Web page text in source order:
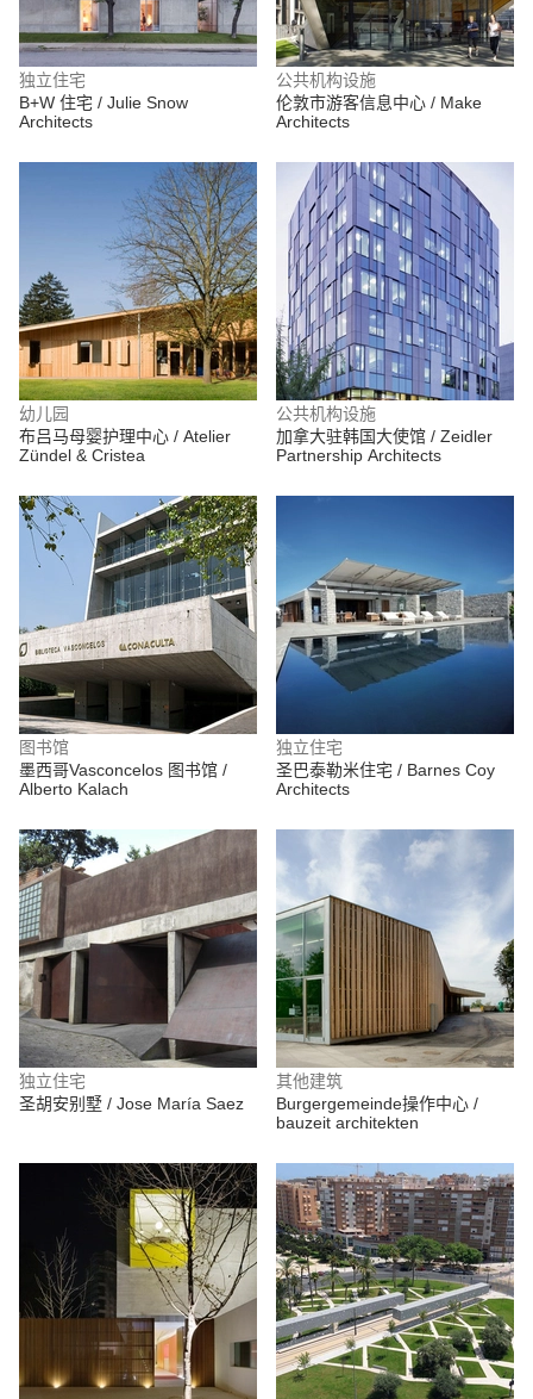
独立住宅
B+W 住宅 / Julie Snow
Architects
公共机构设施
伦敦市游客信息中心 / Make
Architects
幼儿园
布吕马母婴护理中心 / Atelier
Zündel & Cristea
公共机构设施
加拿大驻韩国大使馆 / Zeidler
Partnership Architects
图书馆
墨西哥Vasconcelos 图书馆 /
Alberto Kalach
独立住宅
圣巴泰勒米住宅 / Barnes Coy
Architects
独立住宅
圣胡安别墅 / Jose María Saez
其他建筑
Burgergemeinde操作中心 /
bauzeit architekten